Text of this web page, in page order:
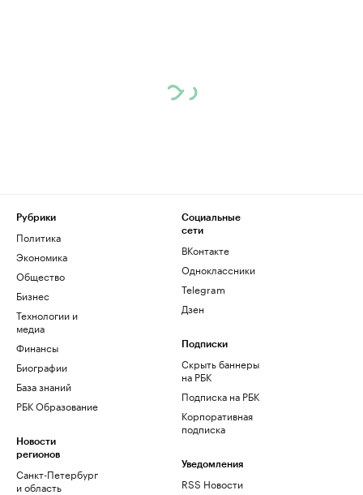
Рубрики
Политика
Экономика
Общество
Бизнес
Технологии и
медиа
Финансы
Биографии
База знаний
РБК Образование
Новости
регионов
Санкт-Петербург
и область
Социальные
сети
ВКонтакте
Одноклассники
Telegram
Дзен
Подписки
Скрыть баннеры
на РБК
Подписка на РБК
Корпоративная
подписка
Уведомления
RSS Новости